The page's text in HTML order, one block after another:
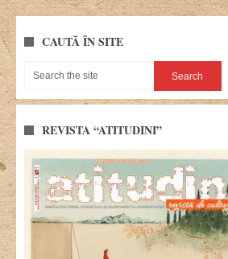
CAUTĂ ÎN SITE
REVISTA “ATITUDINI”